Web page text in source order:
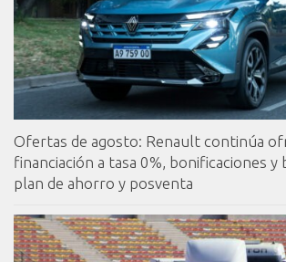
Ofertas de agosto: Renault continúa
financiación a tasa 0%, bonificaciones y
plan de ahorro y posventa